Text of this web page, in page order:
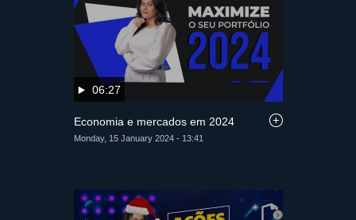
06:27
Economia e mercados em 2024
Monday, 15 January 2024 - 13:41